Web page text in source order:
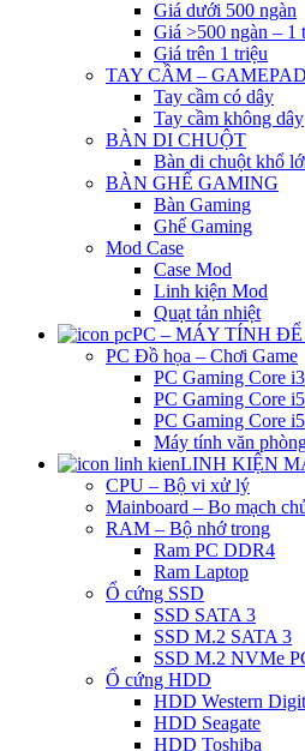
Giá dưới 500 ngàn
Giá >500 ngàn – 1
Giá trên 1 triệu
TAY CẦM – GAMEPAD
Tay cầm có dây
Tay cầm không dây
BÀN DI CHUỘT
Bàn di chuột khổ
BÀN GHẾ GAMING
Bàn Gaming
Ghế Gaming
Mod Case
Case Mod
Linh kiện Mod
Quạt tản nhiệt
PC – MÁY TÍNH
PC Đồ họa – Chơi Game
PC Gaming Core i3
PC Gaming Core i5
PC Gaming Core i5
Máy tính văn
LINH KIỆN
CPU – Bộ vi xử lý
Mainboard – Bo mạch
RAM – Bộ nhớ trong
Ram PC DDR4
Ram Laptop
Ổ cứng SSD
SSD SATA 3
SSD M.2 SATA 3
SSD M.2 NVMe
Ổ cứng HDD
HDD Western
HDD Seagate
HDD Toshiba